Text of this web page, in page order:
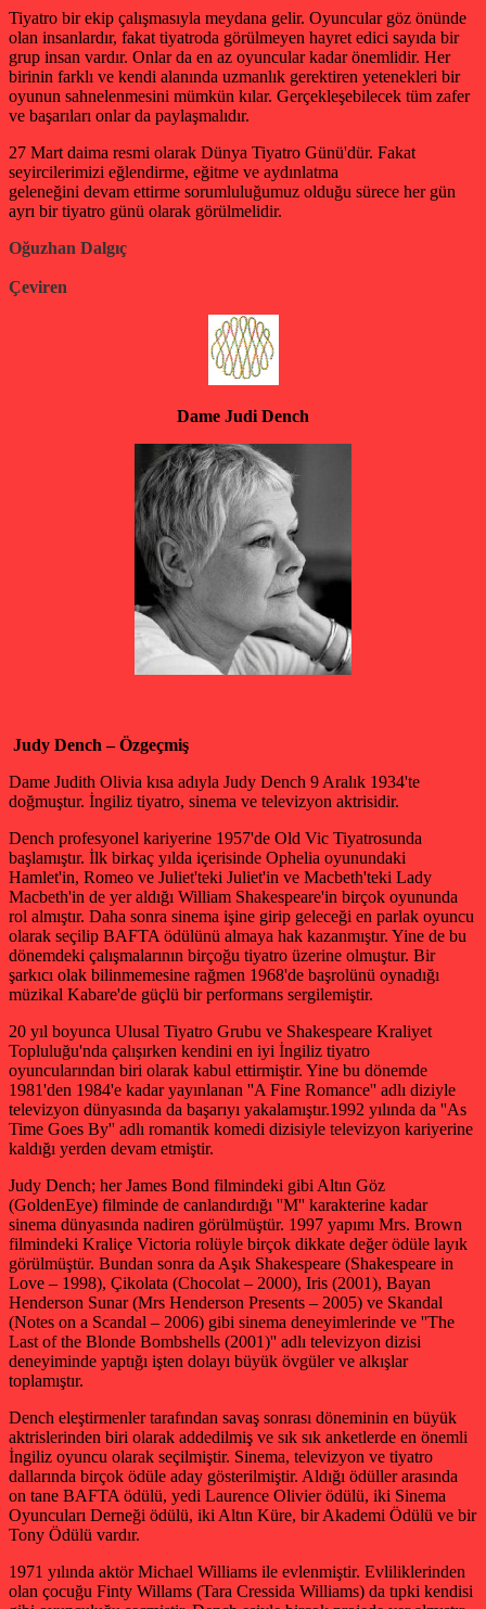
Tiyatro bir ekip çalışmasıyla meydana gelir. Oyuncular göz önünde
olan insanlardır, fakat tiyatroda görülmeyen hayret edici sayıda bir
grup insan vardır. Onlar da en az oyuncular kadar önemlidir. Her
birinin farklı ve kendi alanında uzmanlık gerektiren yetenekleri bir
oyunun sahnelenmesini mümkün kılar. Gerçekleşebilecek tüm zafer
ve başarıları onlar da paylaşmalıdır.
27 Mart daima resmi olarak Dünya Tiyatro Günü'dür. Fakat
seyircilerimizi eğlendirme, eğitme ve aydınlatma
geleneğini devam ettirme sorumluluğumuz olduğu sürece her gün
ayrı bir tiyatro günü olarak görülmelidir.
Oğuzhan Dalgıç
Çeviren
Dame Judi Dench
Judy Dench – Özgeçmiş
Dame Judith Olivia kısa adıyla Judy Dench 9 Aralık 1934'te
doğmuştur. İngiliz tiyatro, sinema ve televizyon aktrisidir.
Dench profesyonel kariyerine 1957'de Old Vic Tiyatrosunda
başlamıştır. İlk birkaç yılda içerisinde Ophelia oyunundaki
Hamlet'in, Romeo ve Juliet'teki Juliet'in ve Macbeth'teki Lady
Macbeth'in de yer aldığı William Shakespeare'in birçok oyununda
rol almıştır. Daha sonra sinema işine girip geleceği en parlak oyuncu
olarak seçilip BAFTA ödülünü almaya hak kazanmıştır. Yine de bu
dönemdeki çalışmalarının birçoğu tiyatro üzerine olmuştur. Bir
şarkıcı olak bilinmemesine rağmen 1968'de başrolünü oynadığı
müzikal Kabare'de güçlü bir performans sergilemiştir.
20 yıl boyunca Ulusal Tiyatro Grubu ve Shakespeare Kraliyet
Topluluğu'nda çalışırken kendini en iyi İngiliz tiyatro
oyuncularından biri olarak kabul ettirmiştir. Yine bu dönemde
1981'den 1984'e kadar yayınlanan ''A Fine Romance'' adlı diziyle
televizyon dünyasında da başarıyı yakalamıştır.1992 yılında da ''As
Time Goes By'' adlı romantik komedi dizisiyle televizyon kariyerine
kaldığı yerden devam etmiştir.
Judy Dench; her James Bond filmindeki gibi Altın Göz
(GoldenEye) filminde de canlandırdığı ''M'' karakterine kadar
sinema dünyasında nadiren görülmüştür. 1997 yapımı Mrs. Brown
filmindeki Kraliçe Victoria rolüyle birçok dikkate değer ödüle layık
görülmüştür. Bundan sonra da Aşık Shakespeare (Shakespeare in
Love – 1998), Çikolata (Chocolat – 2000), Iris (2001), Bayan
Henderson Sunar (Mrs Henderson Presents – 2005) ve Skandal
(Notes on a Scandal – 2006) gibi sinema deneyimlerinde ve ''The
Last of the Blonde Bombshells (2001)'' adlı televizyon dizisi
deneyiminde yaptığı işten dolayı büyük övgüler ve alkışlar
toplamıştır.
Dench eleştirmenler tarafından savaş sonrası döneminin en büyük
aktrislerinden biri olarak addedilmiş ve sık sık anketlerde en önemli
İngiliz oyuncu olarak seçilmiştir. Sinema, televizyon ve tiyatro
dallarında birçok ödüle aday gösterilmiştir. Aldığı ödüller arasında
on tane BAFTA ödülü, yedi Laurence Olivier ödülü, iki Sinema
Oyuncuları Derneği ödülü, iki Altın Küre, bir Akademi Ödülü ve bir
Tony Ödülü vardır.
1971 yılında aktör Michael Williams ile evlenmiştir. Evliliklerinden
olan çocuğu Finty Willams (Tara Cressida Williams) da tıpki kendisi